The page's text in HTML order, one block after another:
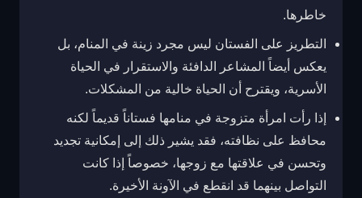
خاطرها.
التطريز على الفستان ليس مجرد زينة في المنام، بل
يعكس أيضاً المشاعر الدافئة والاستقرار في الحياة
الأسرية، ويقترح أن الحياة خالية من المشكلات.
إذا رأت امرأة متزوجة في منامها فستاناً قديماً لكنه
محافظ على نظافته، فقد يشير ذلك إلى إمكانية تجديد
وتحسن في علاقتها مع زوجها، خصوصاً إذا كانت
التواصل بينهما قد انقطع في الآونة الأخيرة.